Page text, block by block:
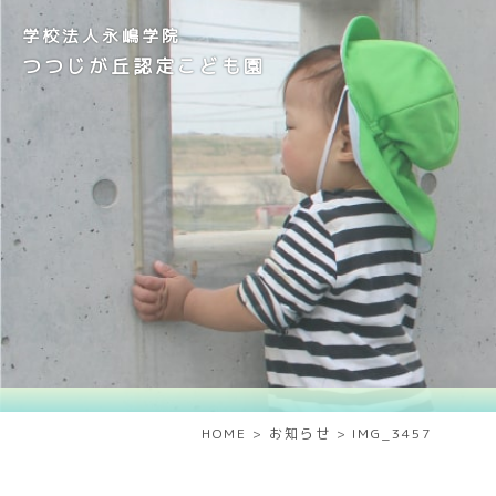
学校法人永嶋学院
つつじが丘認定こども園
HOME > お知らせ > IMG_3457